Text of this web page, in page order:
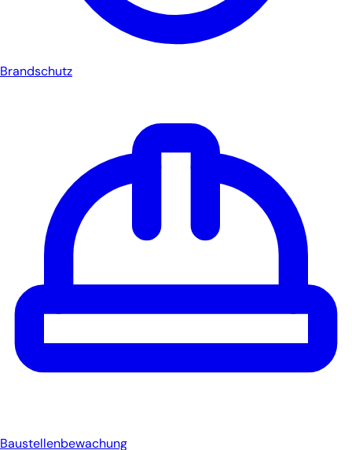
Brandschutz
Baustellenbewachung